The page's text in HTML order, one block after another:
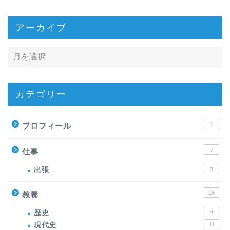
アーカイブ
カテゴリー
プロフィール 1
仕事 7
出張 3
教養 16
歴史 4
現代史 11